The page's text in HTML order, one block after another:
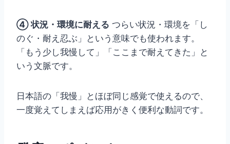
④ 状況・環境に耐える つらい状況・環境を「し
のぐ・耐え忍ぶ」という意味でも使われます。
「もう少し我慢して」「ここまで耐えてきた」と
いう文脈です。
日本語の「我慢」とほぼ同じ感覚で使えるので、
一度覚えてしまえば応用がきく便利な動詞です。